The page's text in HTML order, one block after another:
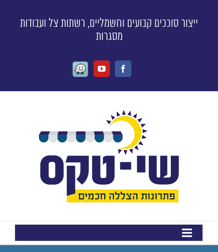
ייצור סוככים קבועים וחשמליים, רשתות צל ועבודות
מסגרות
Facebook
Youtube
Waze